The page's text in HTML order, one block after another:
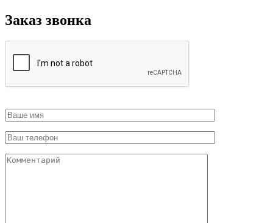
Заказ звонка